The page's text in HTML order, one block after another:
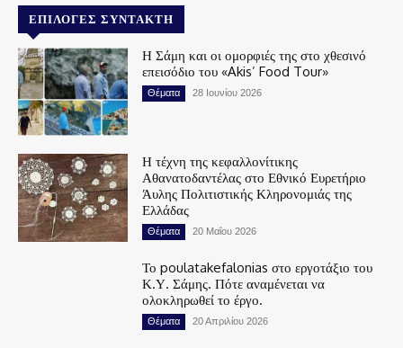
ΕΠΙΛΟΓΈΣ ΣΥΝΤΆΚΤΗ
Η Σάμη και οι ομορφιές της στο χθεσινό
επεισόδιο του «Akis’ Food Tour»
Θέματα 28 Ιουνίου 2026
Η τέχνη της κεφαλλονίτικης
Αθανατοδαντέλας στο Εθνικό Ευρετήριο
Άυλης Πολιτιστικής Κληρονομιάς της
Ελλάδας
Θέματα 20 Μαΐου 2026
Το poulatakefalonias στο εργοτάξιο του
Κ.Υ. Σάμης. Πότε αναμένεται να
ολοκληρωθεί το έργο.
Θέματα 20 Απριλίου 2026